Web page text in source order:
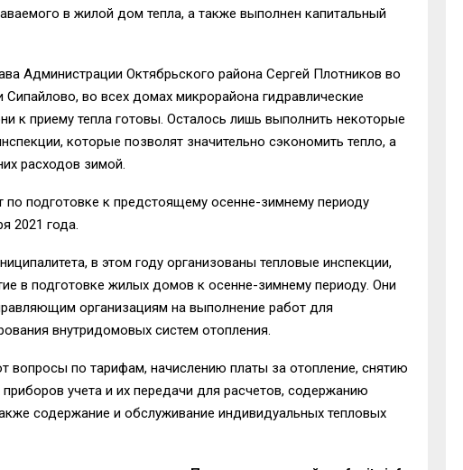
в жилой дом тепла, а также выполнен капитальный
Администрации Октябрьского района Сергей Плотников во
Сипайлово, во всех домах микрорайона гидравлические
к приему тепла готовы. Осталось лишь выполнить некоторые
которые позволят значительно сэкономить тепло, а
расходов зимой.
подготовке к предстоящему осенне-зимнему периоду
2021 года.
в этом году организованы тепловые инспекции,
в подготовке жилых домов к осенне-зимнему периоду. Они
организациям на выполнение работ для
внутридомовых систем отопления.
вопросы по тарифам, начислению платы за отопление, снятию
учета и их передачи для расчетов, содержанию
содержание и обслуживание индивидуальных тепловых